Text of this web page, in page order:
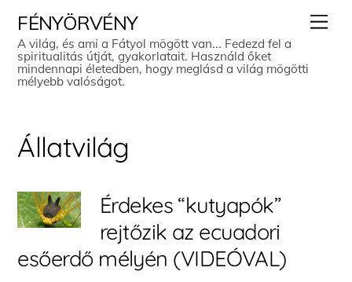
content
FÉNYÖRVÉNY
A világ, és ami a Fátyol mögött van... Fedezd fel a
spiritualitás útját, gyakorlatait. Használd őket
mindennapi életedben, hogy meglásd a világ mögötti
mélyebb valóságot.
Állatvilág
Érdekes “kutyapók”
rejtőzik az ecuadori
esőerdő mélyén (VIDEÓVAL)